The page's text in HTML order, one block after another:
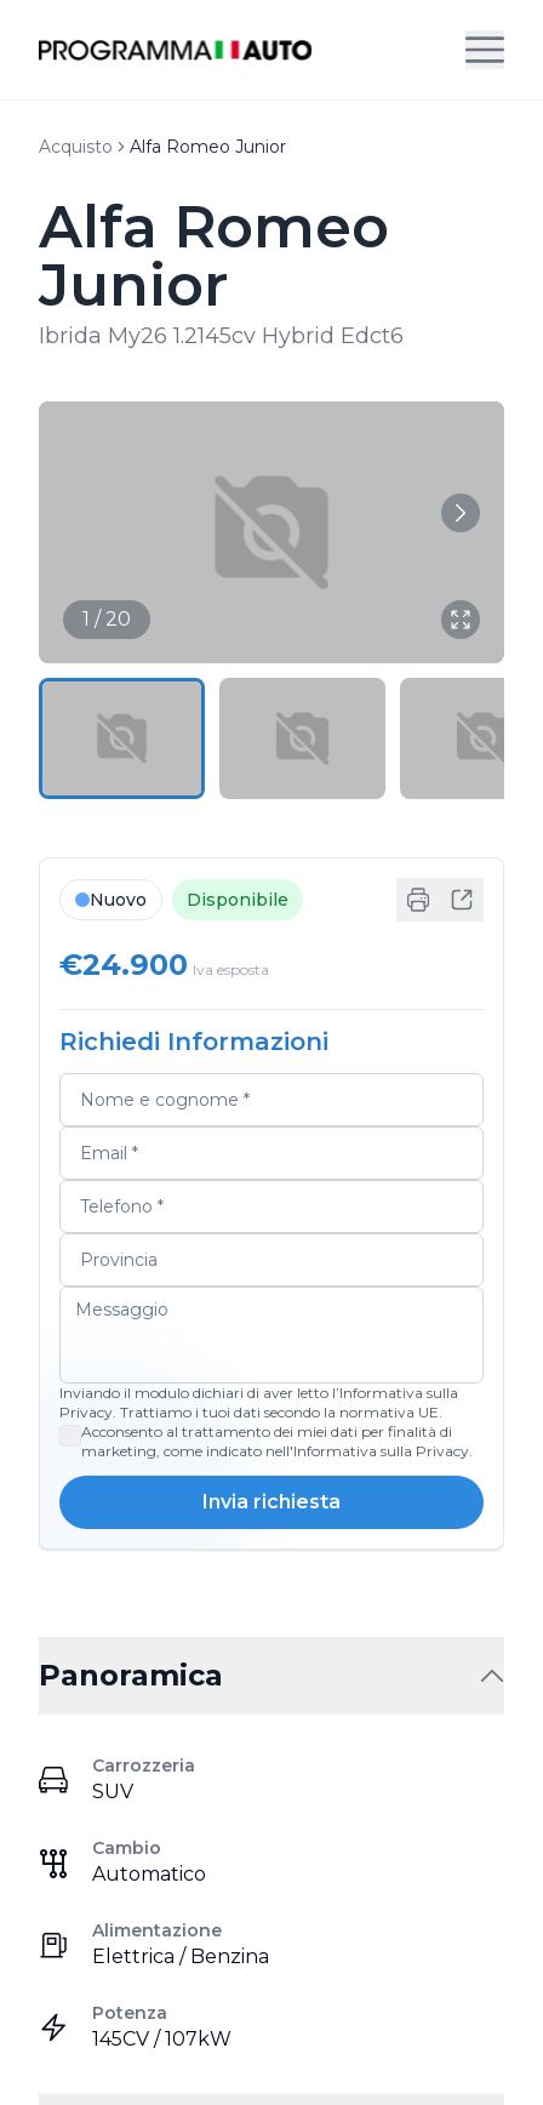
Acquisto Alfa Romeo Junior
Alfa Romeo
Junior
Ibrida My26 1.2145cv Hybrid Edct6
1 / 20
Nuovo Disponibile
€24.900 Iva esposta
Richiedi Informazioni
Inviando il modulo dichiari di aver letto l’Informativa sulla
Privacy. Trattiamo i tuoi dati secondo la normativa UE.
Acconsento al trattamento dei miei dati per finalità di
marketing, come indicato nell'Informativa sulla Privacy.
Invia richiesta
Panoramica
Carrozzeria
SUV
Cambio
Automatico
Alimentazione
Elettrica / Benzina
Potenza
145CV / 107kW